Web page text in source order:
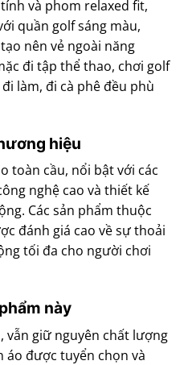
và phom relaxed fit,
quần golf sáng màu,
nên vẻ ngoài năng
đi tập thể thao, chơi golf
làm, đi cà phê đều phù
hiệu
toàn cầu, nổi bật với các
nghệ cao và thiết kế
Các sản phẩm thuộc
đánh giá cao về sự thoải
tối đa cho người chơi
này
vẫn giữ nguyên chất lượng
áo được tuyển chọn và